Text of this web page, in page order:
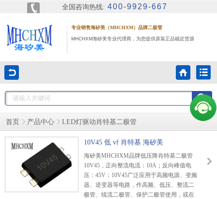
全国咨询热线: 400-9929-667
专业销售海矽美（MHCHXM）品牌二极管
MHCHXM海矽美专业代理商，为您提供原装正品稳定货源
首页 产品中心 LED灯驱动肖特基二极管
10V45 低 vf 肖特基 海矽美
海矽美MHCHXM品牌低压降肖特基二极管
10V45，正向整流电流：10A；反向峰值电
压：45V；10V45广泛应用于高频电源、变频
器、逆变器等电路，作高频、低压、整流二
极管、续流二极管、保护二极管使用，或在